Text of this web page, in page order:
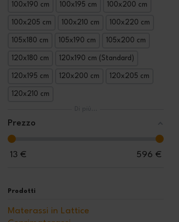
100x190 cm 100x195 cm 100x200 cm
100x205 cm 100x210 cm 100x220 cm
105x180 cm 105x190 cm 105x200 cm
120x180 cm 120x190 cm (Standard)
120x195 cm 120x200 cm 120x205 cm
120x210 cm
Prezzo
13 € 596 €
Prodotti
Materassi in Lattice